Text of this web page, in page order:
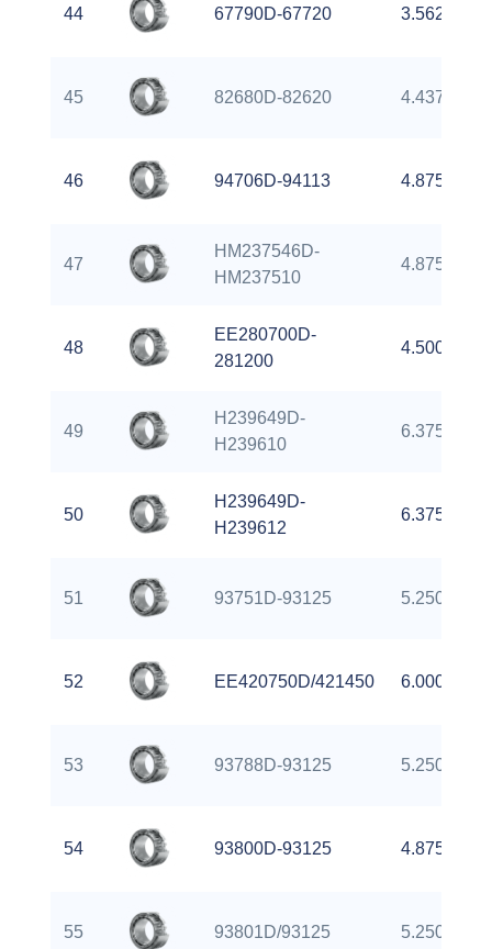
44 67790D-67720 3.5625 inch
45 82680D-82620 4.4375 inch
46 94706D-94113 4.8750 inch
47
HM237546D-
HM237510
4.8750 inch
48
EE280700D-
281200
4.50000
49
H239649D-
H239610
6.3750 inch
50
H239649D-
H239612
6.3750 inch
51 93751D-93125 5.2500 inch
52 EE420750D/421450 6.0000 inch
53 93788D-93125 5.2500 inch
54 93800D-93125 4.8750 inch
55 93801D/93125 5.2500 inch